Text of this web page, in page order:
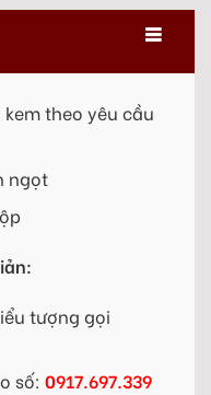
theo yêu cầu
ngọt
tượng gọi
số: 0917.697.339